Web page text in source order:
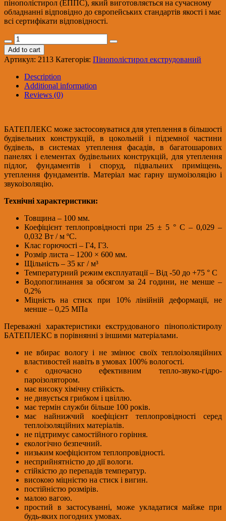
пінополістирол (ЕППС), який виготовляється на сучасному
обладнанні відповідно до європейських стандартів якості і має
всі сертифікати відповідності.
БАТЭПЛЕКС
35-
Г4
40х1200х600
С/
К
уп.10шт/
Екструдований
Add to cart
Артикул: 2113 Категорія: Пінополістирол екструдований
Description
Additional information
Reviews (0)
БАТЕПЛЕКС може застосовуватися для утеплення в більшості
будівельних конструкцій, в цокольній і підземної частини
будівель, в системах утеплення фасадів, в багатошарових
панелях і елементах будівельних конструкцій, для утеплення
підлог, фундаментів і споруд, підвальних приміщень,
утеплення фундаментів. Матеріал має гарну шумоізоляцію і
звукоізоляцію.
Технічні характеристики:
Товщина – 100 мм.
Коефіцієнт теплопровідності при 25 ± 5 ° С – 0,029 –
0,032 Вт / м ºС.
Клас горючості – Г4, Г3.
Розмір листа – 1200 × 600 мм.
Щільність – 35 кг / м³
Температурний режим експлуатації – Від -50 до +75 ° С
Водопоглинання за обсягом за 24 години, не менше –
0,2%
Міцність на стиск при 10% лінійній деформації, не
менше – 0,25 МПа
Переважні характеристики екструдованого пінополістиролу
БАТЕПЛЕКС в порівнянні з іншими матеріалами.
не вбирає вологу і не змінює своїх теплоізоляційних
властивостей навіть в умовах 100% вологості.
є одночасно ефективним тепло-звуко-гідро-
пароізолятором.
має високу хімічну стійкість.
не дивується грибком і цвіллю.
має термін служби більше 100 років.
має найнижчий коефіцієнт теплопровідності серед
теплоізоляційних матеріалів.
не підтримує самостійного горіння.
екологічно безпечний.
низьким коефіцієнтом теплопровідності.
несприйнятністю до дії вологи.
стійкістю до перепадів температур.
високою міцністю на стиск і вигин.
постійністю розмірів.
малою вагою.
простий в застосуванні, може укладатися майже при
будь-яких погодних умовах.